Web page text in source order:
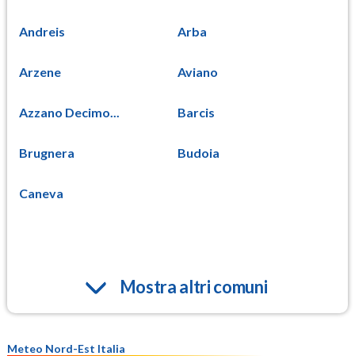
Andreis Arba
Arzene Aviano
Azzano Decimo... Barcis
Brugnera Budoia
Caneva
Mostra altri comuni
Meteo Nord-Est Italia